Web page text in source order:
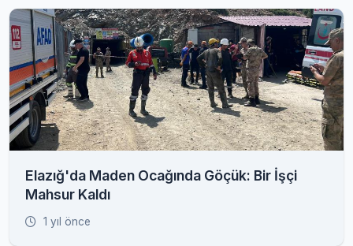
Elazığ'da Maden Ocağında Göçük: Bir İşçi
Mahsur Kaldı
1 yıl önce